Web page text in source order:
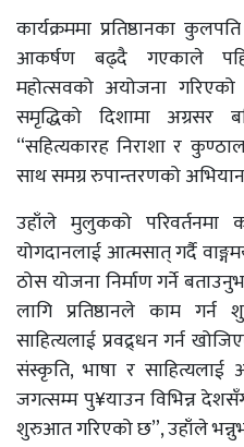
कार्यक्रममा प्रतिष्ठानका
आकर्षण बढ्दै गएकाले
महोत्सवको अयोजना
समृद्धिको दिशामा अग्रसर
“सहित्यकारह निराशा र
साथ समग्र रुपान्तरणको
उहाँले मुलुकको परिवर्तनमा
योगदानलाई आत्मसात् गर्दै
ठोस योजना निर्माण गर्ने
लागि प्रतिष्ठानले काम
साहित्यलाई प्रवद्र्धन गर्न
संस्कृति, भाषा र साहित्यलाई
जगत्सम्म पु¥याउन विभिन्न
शुरुआत गरिएको छ”, उहाँले